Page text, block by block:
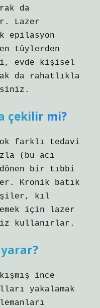
da
Lazer
epilasyon
tüylerden
evde kişisel
da rahatlıkla
çekilir mi?
farklı tedavi
(bu acı
bir tıbbi
Kronik batık
kıl
için lazer
kullanırlar.
yarar?
ince
yakalamak